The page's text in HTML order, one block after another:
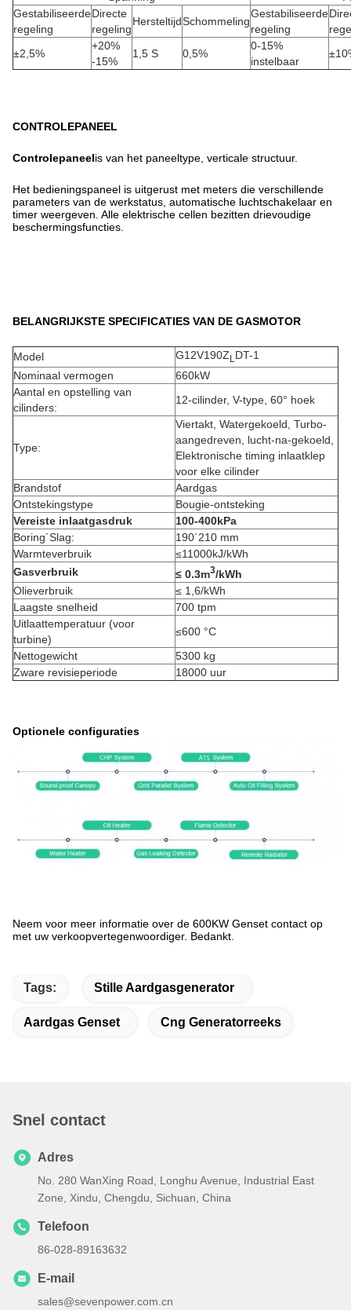
Gestabiliseerde
regeling
Directe
regeling
HersteltijdSchommeling
Gestabiliseerde
regeling
±2,5%
+20%
-15%
1,5 S 0,5%
0-15%
instelbaar
CONTROLEPANEEL
Controlepaneelis van het paneeltype, verticale structuur.
Het bedieningspaneel is uitgerust met meters die verschillende
parameters van de werkstatus, automatische luchtschakelaar en
timer weergeven. Alle elektrische cellen bezitten drievoudige
beschermingsfuncties.
BELANGRIJKSTE SPECIFICATIES VAN DE GASMOTOR
Model G12V190ZL DT-1
Nominaal vermogen
660kW
Aantal en opstelling van
cilinders:
12-cilinder, V-type, 60° hoek
Type:
Viertakt, Watergekoeld, Turbo-
aangedreven, lucht-na-gekoeld,
Elektronische timing inlaatklep
voor elke cilinder
Brandstof
Aardgas
Ontstekingstype
Bougie-ontsteking
Vereiste inlaatgasdruk
100-400kPa
Boring´Slag:
190´210 mm
Warmteverbruik
≤11000kJ/kWh
Gasverbruik
≤ 0.3m3/kWh
Olieverbruik
≤ 1,6/kWh
Laagste snelheid
700 tpm
Uitlaattemperatuur (voor
turbine)
≤600 °C
Nettogewicht
5300 kg
Zware revisieperiode
18000 uur
Optionele configuraties
Neem voor meer informatie over de 600KW Genset contact op
met uw verkoopvertegenwoordiger. Bedankt.
Tags: Stille Aardgasgenerator
Aardgas Genset Cng Generatorreeks
Snel contact
Adres
No. 280 WanXing Road, Longhu Avenue, Industrial East
Zone, Xindu, Chengdu, Sichuan, China
Telefoon
86-028-89163632
E-mail
sales@sevenpower.com.cn